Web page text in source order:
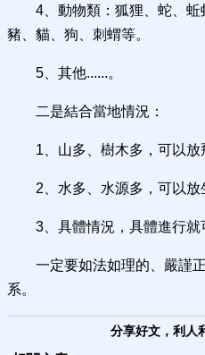
4、動物類：狐狸、蛇、
豬、貓、狗、刺蝟等。
5、其他......。
二是結合當地情況：
1、山多、樹木多，可以放
2、水多、水源多，可以放
3、具體情況，具體進行就
一定要如法如理的、嚴謹
系。
分享好文，利人